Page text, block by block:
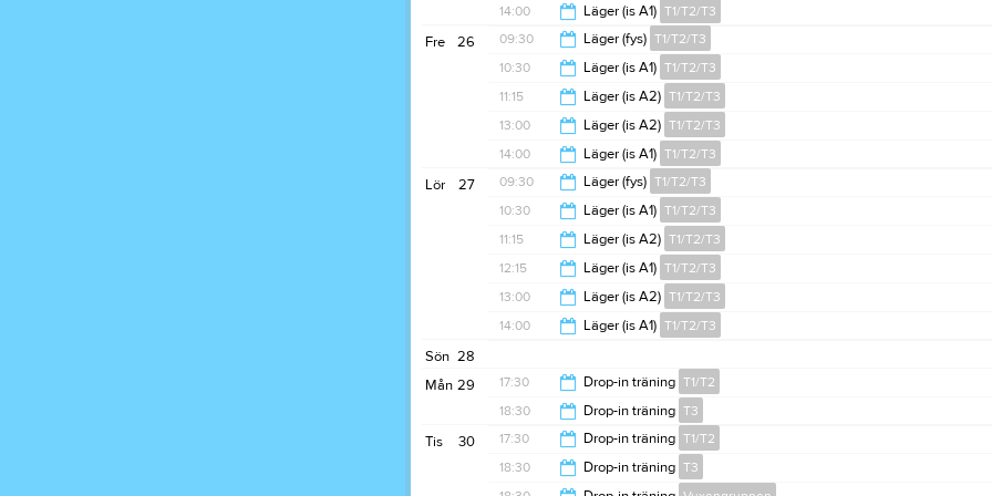
13:00
13:45
14:00 Läger (is A1) T1/T2/T3
14:45
26
Fre 09:30 Läger (fys) T1/T2/T3
10:15
10:30 Läger (is A1) T1/T2/T3
11:15
11:15 Läger (is A2) T1/T2/T3
12:00
13:00 Läger (is A2) T1/T2/T3
13:45
14:00 Läger (is A1) T1/T2/T3
14:45
27
Lör 09:30 Läger (fys) T1/T2/T3
10:15
10:30 Läger (is A1) T1/T2/T3
11:15
11:15 Läger (is A2) T1/T2/T3
12:00
12:15 Läger (is A1) T1/T2/T3
13:00
13:00 Läger (is A2) T1/T2/T3
14:00 Läger (is A1) T1/T2/T3
14:45
28
Sön
29
Mån 17:30 Drop-in träning T1/T2
18:30
18:30 Drop-in träning T3
19:30
30
Tis 17:30 Drop-in träning T1/T2
18:30 Drop-in träning T3